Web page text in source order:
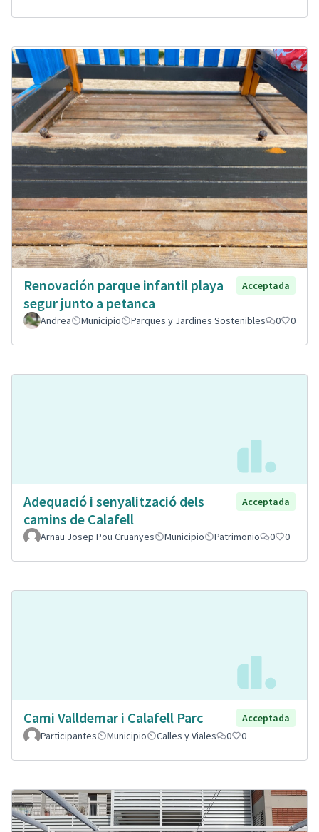
Renovación parque infantil playa
segur junto a petanca
Acceptada
Andrea Municipio Parques y Jardines Sostenibles 0 0
Adequació i senyalització dels
camins de Calafell
Acceptada
Arnau Josep Pou Cruanyes Municipio Patrimonio 0 0
Cami Valldemar i Calafell Parc
Acceptada
Participantes
Municipio Calles y Viales 0 0